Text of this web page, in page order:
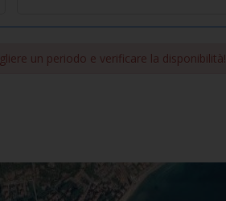
un periodo e verificare la disponibilità!